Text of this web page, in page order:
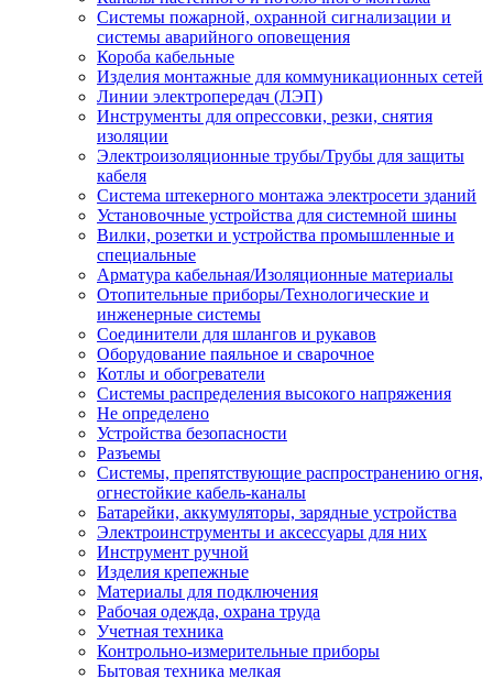
Системы пожарной, охранной сигнализации и
системы аварийного оповещения
Короба кабельные
Изделия монтажные для коммуникационных сетей
Линии электропередач (ЛЭП)
Инструменты для опрессовки, резки, снятия
изоляции
Электроизоляционные трубы/Трубы для защиты
кабеля
Система штекерного монтажа электросети зданий
Установочные устройства для системной шины
Вилки, розетки и устройства промышленные и
специальные
Арматура кабельная/Изоляционные материалы
Отопительные приборы/Технологические и
инженерные системы
Соединители для шлангов и рукавов
Оборудование паяльное и сварочное
Котлы и обогреватели
Системы распределения высокого напряжения
Не определено
Устройства безопасности
Разъемы
Системы, препятствующие распространению огня,
огнестойкие кабель-каналы
Батарейки, аккумуляторы, зарядные устройства
Электроинструменты и аксессуары для них
Инструмент ручной
Изделия крепежные
Материалы для подключения
Рабочая одежда, охрана труда
Учетная техника
Контрольно-измерительные приборы
Бытовая техника мелкая